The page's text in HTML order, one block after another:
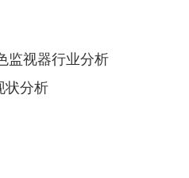
监视器行业分析
状分析